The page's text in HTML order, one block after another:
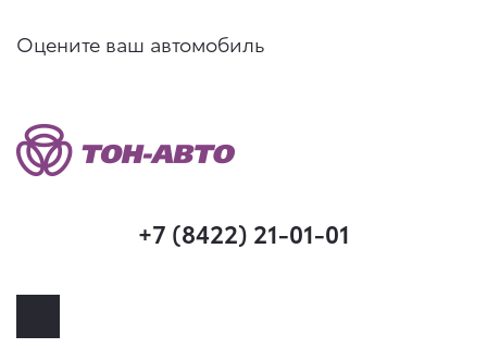
Оцените ваш автомобиль
+7 (8422) 21-01-01